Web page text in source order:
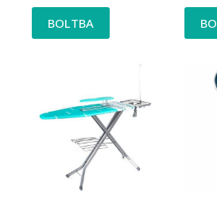
BOLTBA